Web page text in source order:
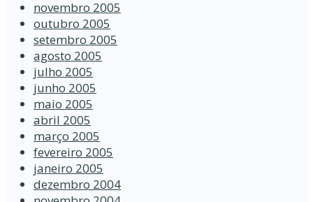
novembro 2005
outubro 2005
setembro 2005
agosto 2005
julho 2005
junho 2005
maio 2005
abril 2005
março 2005
fevereiro 2005
janeiro 2005
dezembro 2004